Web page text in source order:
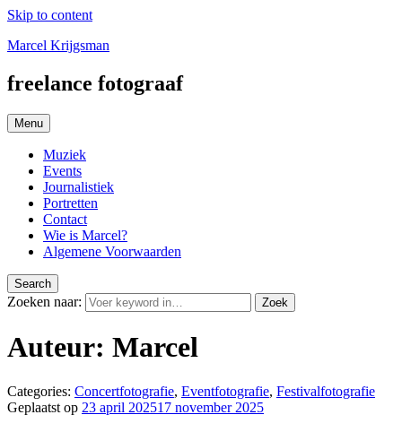
Skip to content
Marcel Krijgsman
freelance fotograaf
Menu
Muziek
Events
Journalistiek
Portretten
Contact
Wie is Marcel?
Algemene Voorwaarden
Search
Zoeken naar: Zoek
Auteur: Marcel
Categories: Concertfotografie, Eventfotografie, Festivalfotografie
Geplaatst op 23 april 202517 november 2025